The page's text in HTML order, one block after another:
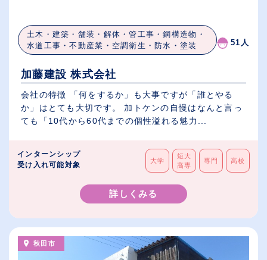
土木・建築・舗装・解体・管工事・鋼構造物・
水道工事・不動産業・空調衛生・防水・塗装
51人
加藤建設 株式会社
会社の特徴 「何をするか」も大事ですが「誰とやる
か」はとても大切です。 加トケンの自慢はなんと言っ
ても「10代から60代までの個性溢れる魅力...
インターンシップ
受け入れ可能対象
大学
短大
高専
専門 高校
詳しくみる
秋田市